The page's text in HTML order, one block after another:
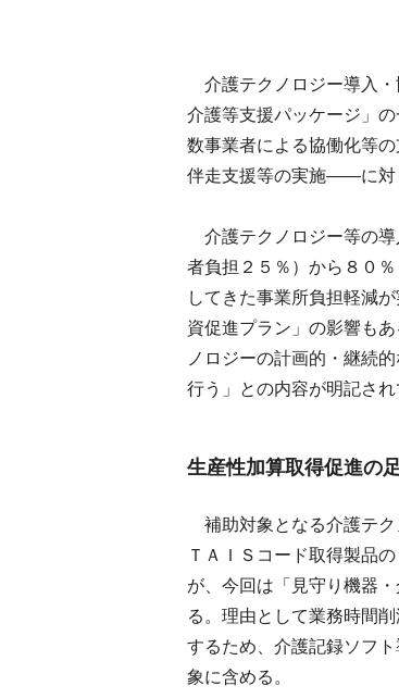
介護テクノロジー導入・
介護等支援パッケージ」
数事業者による協働化等
伴走支援等の実施――に対
介護テクノロジー等の導
者負担２５％）から８０
してきた事業所負担軽減
資促進プラン」の影響も
ノロジーの計画的・継続
行う」との内容が明記され
生産性加算取得促進の
補助対象となる介護テク
ＴＡＩＳコード取得製品
が、今回は「見守り機器
る。理由として業務時間
するため、介護記録ソフ
象に含める。